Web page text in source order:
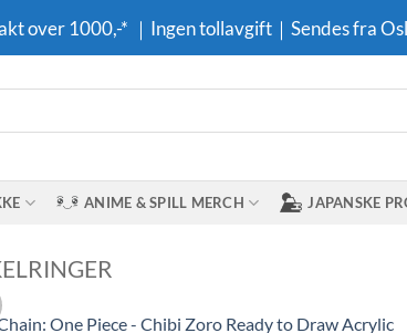
over 1000,-* ｜Ingen tollavgift｜Sendes fra
ANIME & SPILL MERCH JAPANSKE